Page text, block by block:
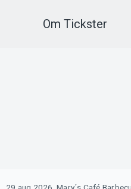
Om Tickster
29 aug 2026, Mary´s Café